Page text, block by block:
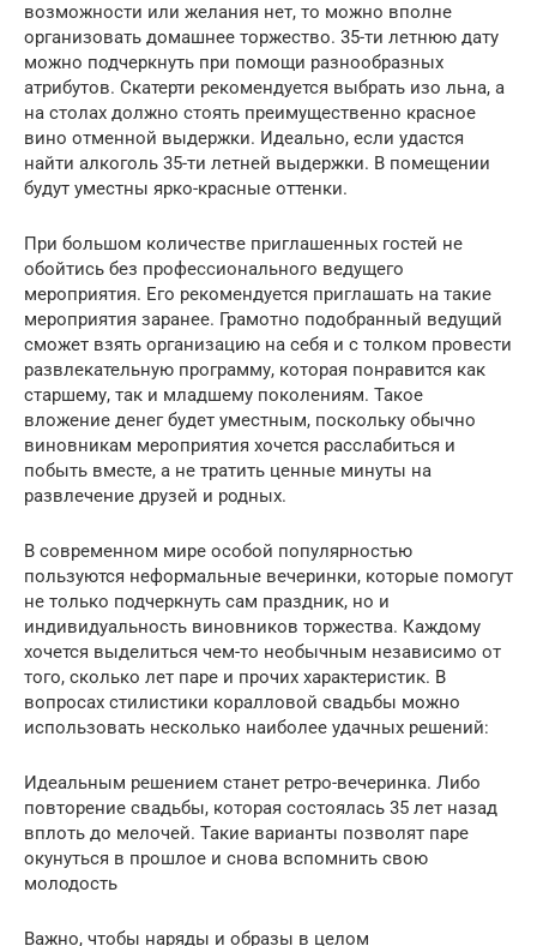
возможности или желания нет, то можно вполне
организовать домашнее торжество. 35-ти летнюю дату
можно подчеркнуть при помощи разнообразных
атрибутов. Скатерти рекомендуется выбрать изо льна, а
на столах должно стоять преимущественно красное
вино отменной выдержки. Идеально, если удастся
найти алкоголь 35-ти летней выдержки. В помещении
будут уместны ярко-красные оттенки.
При большом количестве приглашенных гостей не
обойтись без профессионального ведущего
мероприятия. Его рекомендуется приглашать на такие
мероприятия заранее. Грамотно подобранный ведущий
сможет взять организацию на себя и с толком провести
развлекательную программу, которая понравится как
старшему, так и младшему поколениям. Такое
вложение денег будет уместным, поскольку обычно
виновникам мероприятия хочется расслабиться и
побыть вместе, а не тратить ценные минуты на
развлечение друзей и родных.
В современном мире особой популярностью
пользуются неформальные вечеринки, которые помогут
не только подчеркнуть сам праздник, но и
индивидуальность виновников торжества. Каждому
хочется выделиться чем-то необычным независимо от
того, сколько лет паре и прочих характеристик. В
вопросах стилистики коралловой свадьбы можно
использовать несколько наиболее удачных решений:
Идеальным решением станет ретро-вечеринка. Либо
повторение свадьбы, которая состоялась 35 лет назад
вплоть до мелочей. Такие варианты позволят паре
окунуться в прошлое и снова вспомнить свою
молодость
Важно, чтобы наряды и образы в целом